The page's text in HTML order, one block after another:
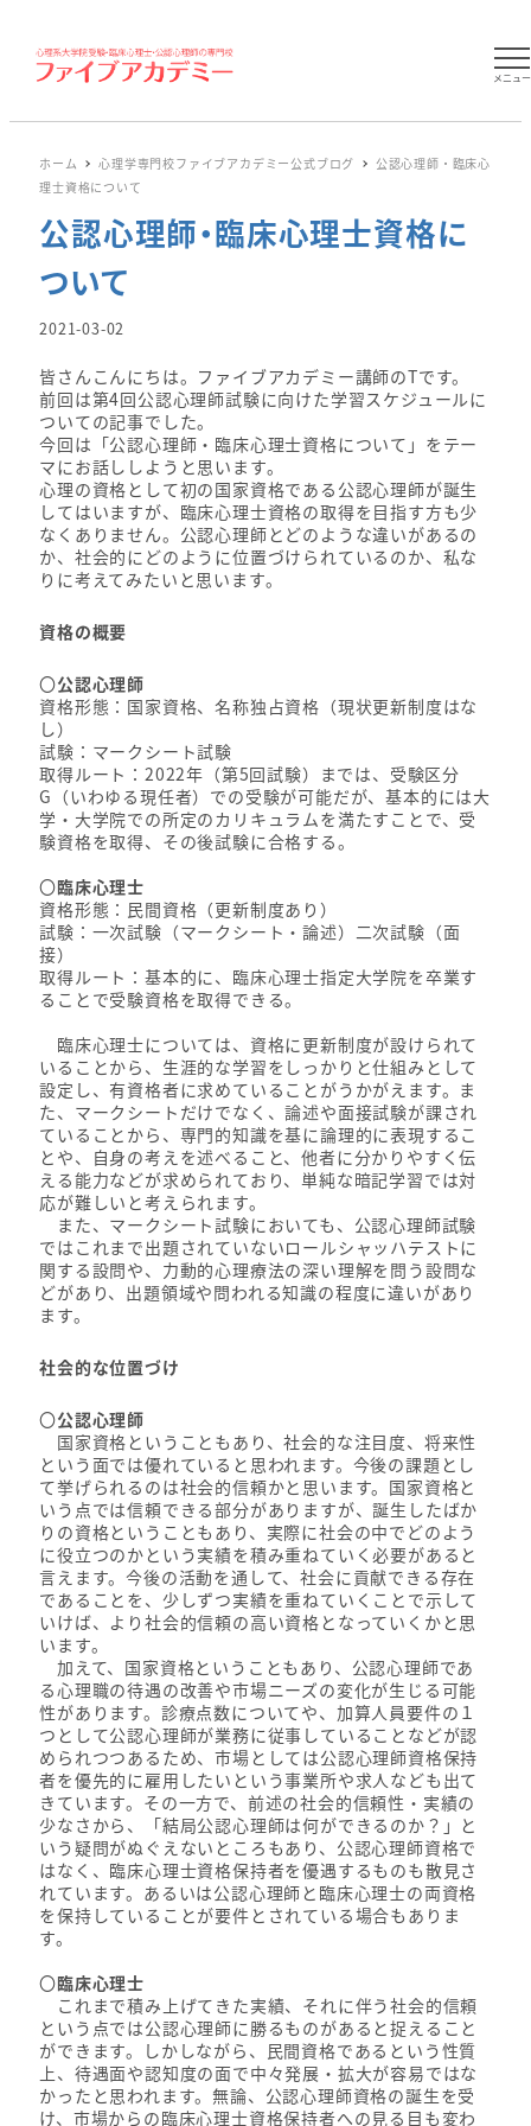
メニュー
ホーム 心理学専門校ファイブアカデミー公式ブログ
公認心理師・臨床心
理士資格について
公認心理師・臨床心理士資格に
ついて
投稿日
2021-03-02
皆さんこんにちは。ファイブアカデミー講師のTです。
前回は第4回公認心理師試験に向けた学習スケジュールに
ついての記事でした。
今回は「公認心理師・臨床心理士資格について」をテー
マにお話ししようと思います。
心理の資格として初の国家資格である公認心理師が誕生
してはいますが、臨床心理士資格の取得を目指す方も少
なくありません。公認心理師とどのような違いがあるの
か、社会的にどのように位置づけられているのか、私な
りに考えてみたいと思います。
資格の概要
〇公認心理師
資格形態：国家資格、名称独占資格（現状更新制度はな
し）
試験：マークシート試験
取得ルート：2022年（第5回試験）までは、受験区分
G（いわゆる現任者）での受験が可能だが、基本的には大
学・大学院での所定のカリキュラムを満たすことで、受
験資格を取得、その後試験に合格する。
〇臨床心理士
資格形態：民間資格（更新制度あり）
試験：一次試験（マークシート・論述）二次試験（面
接）
取得ルート：基本的に、臨床心理士指定大学院を卒業す
ることで受験資格を取得できる。
臨床心理士については、資格に更新制度が設けられて
いることから、生涯的な学習をしっかりと仕組みとして
設定し、有資格者に求めていることがうかがえます。ま
た、マークシートだけでなく、論述や面接試験が課され
ていることから、専門的知識を基に論理的に表現するこ
とや、自身の考えを述べること、他者に分かりやすく伝
える能力などが求められており、単純な暗記学習では対
応が難しいと考えられます。
また、マークシート試験においても、公認心理師試験
ではこれまで出題されていないロールシャッハテストに
関する設問や、力動的心理療法の深い理解を問う設問な
どがあり、出題領域や問われる知識の程度に違いがあり
ます。
社会的な位置づけ
〇公認心理師
国家資格ということもあり、社会的な注目度、将来性
という面では優れていると思われます。今後の課題とし
て挙げられるのは社会的信頼かと思います。国家資格と
いう点では信頼できる部分がありますが、誕生したばか
りの資格ということもあり、実際に社会の中でどのよう
に役立つのかという実績を積み重ねていく必要があると
言えます。今後の活動を通して、社会に貢献できる存在
であることを、少しずつ実績を重ねていくことで示して
いけば、より社会的信頼の高い資格となっていくかと思
います。
加えて、国家資格ということもあり、公認心理師であ
る心理職の待遇の改善や市場ニーズの変化が生じる可能
性があります。診療点数についてや、加算人員要件の１
つとして公認心理師が業務に従事していることなどが認
められつつあるため、市場としては公認心理師資格保持
者を優先的に雇用したいという事業所や求人なども出て
きています。その一方で、前述の社会的信頼性・実績の
少なさから、「結局公認心理師は何ができるのか？」と
いう疑問がぬぐえないところもあり、公認心理師資格で
はなく、臨床心理士資格保持者を優遇するものも散見さ
れています。あるいは公認心理師と臨床心理士の両資格
を保持していることが要件とされている場合もありま
す。
〇臨床心理士
これまで積み上げてきた実績、それに伴う社会的信頼
という点では公認心理師に勝るものがあると捉えること
ができます。しかしながら、民間資格であるという性質
上、待遇面や認知度の面で中々発展・拡大が容易ではな
かったと思われます。無論、公認心理師資格の誕生を受
け、市場からの臨床心理士資格保持者への見る目も変わ